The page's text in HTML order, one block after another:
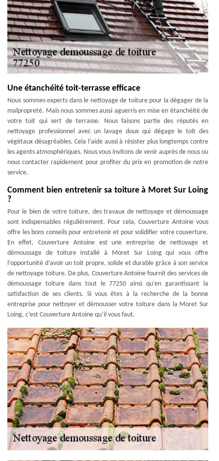
Une étanchéité toit-terrasse efficace
Nous sommes experts dans le nettoyage de toiture pour la dégager de la
malpropreté. Mais nous sommes aussi aguerris en mise en étanchéité de
votre toit qui sert de terrasse. Nous faisons partie des réputés en
nettoyage professionnel avec un lavage doux qui dégage le toit des
végétaux désagréables. Cela l’aide aussi à résister plus longtemps contre
les agents atmosphériques. Nous vous invitons de venir auprès de nous ou
nous contacter rapidement pour profiter du prix en promotion de notre
service.
Comment bien entretenir sa toiture à Moret Sur Loing
?
Pour le bien de votre toiture, des travaux de nettoyage et démoussage
sont indispensables régulièrement. Pour cela, Couverture Antoine vous
offre les bons conseils pour entretenir et pour solidifier votre couverture.
En effet, Couverture Antoine est une entreprise de nettoyage et
démoussage de toiture installé à Moret Sur Loing qui vous offre
l’opportunité d’avoir un toit propre, solide et durable grâce à son service
de nettoyage toiture. De plus, Couverture Antoine fournit des services de
démoussage toiture dans tout le 77250 ainsi qu’en garantissant la
satisfaction de ses clients. Si vous êtes à la recherche de la bonne
entreprise pour nettoyer et démousser votre toiture dans la Moret Sur
Loing, c’est Couverture Antoine qu’il vous faut.